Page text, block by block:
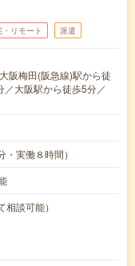
・リモート 派遣
阪梅田(阪急線)駅から徒
大阪駅から徒歩5分／
実働８時間）
談可能）